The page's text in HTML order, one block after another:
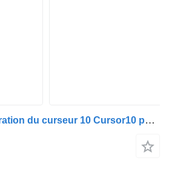
Moteur IVECO Réparation du curseur 10 Cursor10 pour camion IVECO Stralis Trakker